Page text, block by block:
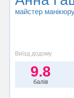
майстер
Виїзд додому
9.8
балів